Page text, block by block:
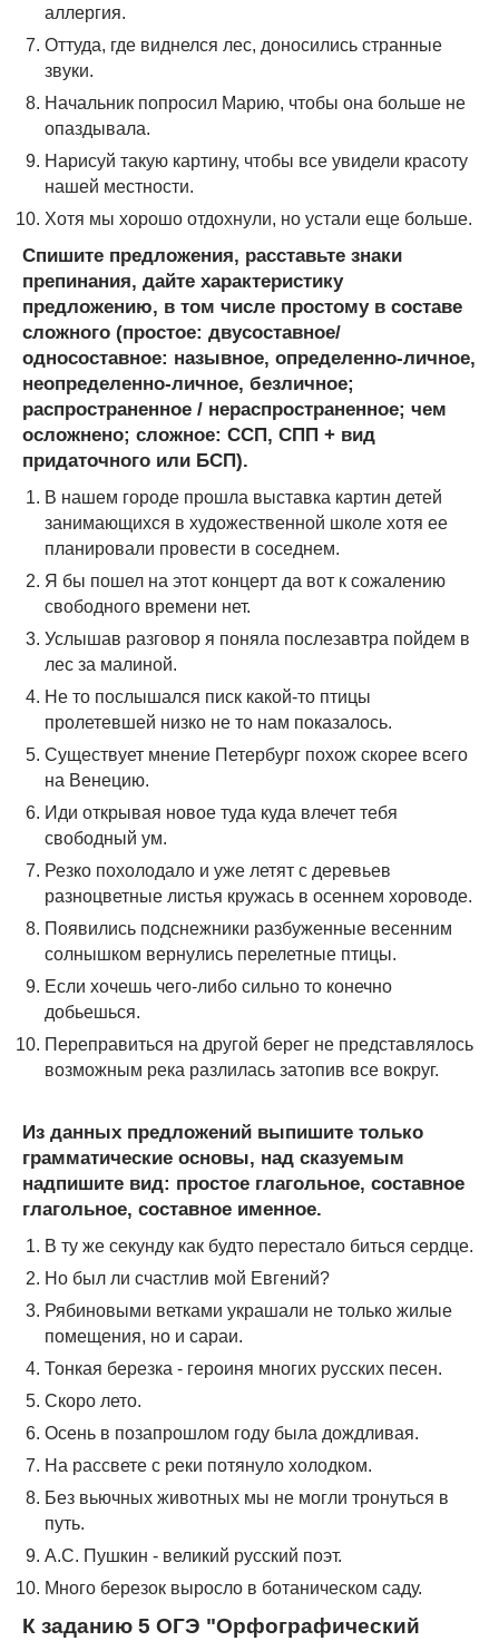
аллергия.
Оттуда, где виднелся лес, доносились странные
звуки.
Начальник попросил Марию, чтобы она больше не
опаздывала.
Нарисуй такую картину, чтобы все увидели красоту
нашей местности.
Хотя мы хорошо отдохнули, но устали еще больше.
Спишите предложения, расставьте знаки
препинания, дайте характеристику
предложению, в том числе простому в составе
сложного (простое: двусоставное/
односоставное: назывное, определенно-личное,
неопределенно-личное, безличное;
распространенное / нераспространенное; чем
осложнено; сложное: ССП, СПП + вид
придаточного или БСП).
В нашем городе прошла выставка картин детей
занимающихся в художественной школе хотя ее
планировали провести в соседнем.
Я бы пошел на этот концерт да вот к сожалению
свободного времени нет.
Услышав разговор я поняла послезавтра пойдем в
лес за малиной.
Не то послышался писк какой-то птицы
пролетевшей низко не то нам показалось.
Существует мнение Петербург похож скорее всего
на Венецию.
Иди открывая новое туда куда влечет тебя
свободный ум.
Резко похолодало и уже летят с деревьев
разноцветные листья кружась в осеннем хороводе.
Появились подснежники разбуженные весенним
солнышком вернулись перелетные птицы.
Если хочешь чего-либо сильно то конечно
добьешься.
Переправиться на другой берег не представлялось
возможным река разлилась затопив все вокруг.
Из данных предложений выпишите только
грамматические основы, над сказуемым
надпишите вид: простое глагольное, составное
глагольное, составное именное.
В ту же секунду как будто перестало биться сердце.
Но был ли счастлив мой Евгений?
Рябиновыми ветками украшали не только жилые
помещения, но и сараи.
Тонкая березка - героиня многих русских песен.
Скоро лето.
Осень в позапрошлом году была дождливая.
На рассвете с реки потянуло холодком.
Без вьючных животных мы не могли тронуться в
путь.
А.С. Пушкин - великий русский поэт.
Много березок выросло в ботаническом саду.
К заданию 5 ОГЭ "Орфографический